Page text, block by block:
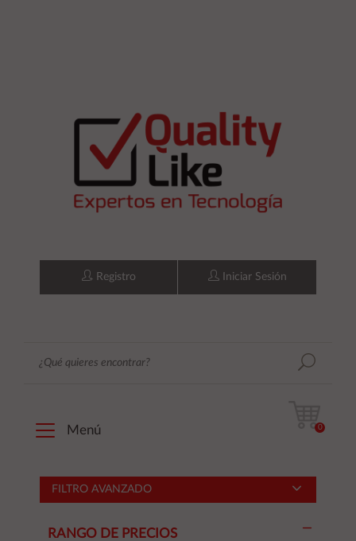
Registro Iniciar Sesión
Menú 0
FILTRO AVANZADO
RANGO DE PRECIOS